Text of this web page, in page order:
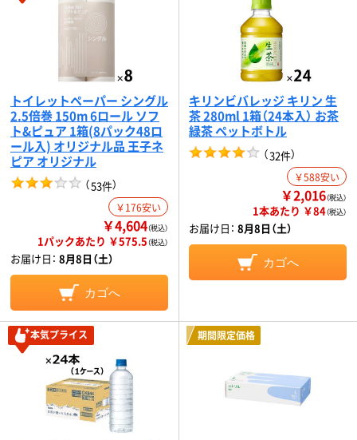
トイレットペーパー シングル
2.5倍巻 150m 6ロール ソフ
ト&ピュア 1箱(8パック48ロ
ール入) オリジナル品 王子ネ
ピア オリジナル
（53件）
￥176安い
￥4,604（税込）
1パックあたり ￥575.5（税込）
お届け日： 8月8日（土）
カゴへ
キリンビバレッジ キリン 生
茶 280ml 1箱（24本入） お茶
緑茶 ペットボトル
（32件）
￥588安い
￥2,016（税込）
1本あたり ￥84（税込）
お届け日： 8月8日（土）
カゴへ
本気プライス 期間限定価格